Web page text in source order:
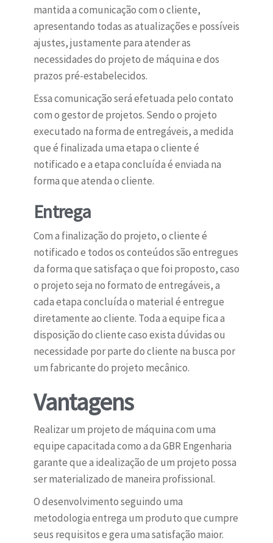
mantida a comunicação com o cliente,
apresentando todas as atualizações e possíveis
ajustes, justamente para atender as
necessidades do projeto de máquina e dos
prazos pré-estabelecidos.
Essa comunicação será efetuada pelo contato
com o gestor de projetos. Sendo o projeto
executado na forma de entregáveis, a medida
que é finalizada uma etapa o cliente é
notificado e a etapa concluída é enviada na
forma que atenda o cliente.
Entrega
Com a finalização do projeto, o cliente é
notificado e todos os conteúdos são entregues
da forma que satisfaça o que foi proposto, caso
o projeto seja no formato de entregáveis, a
cada etapa concluída o material é entregue
diretamente ao cliente. Toda a equipe fica a
disposição do cliente caso exista dúvidas ou
necessidade por parte do cliente na busca por
um fabricante do projeto mecânico.
Vantagens
Realizar um projeto de máquina com uma
equipe capacitada como a da GBR Engenharia
garante que a idealização de um projeto possa
ser materializado de maneira profissional.
O desenvolvimento seguindo uma
metodologia entrega um produto que cumpre
seus requisitos e gera uma satisfação maior.